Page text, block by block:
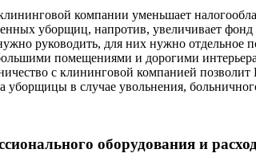
компании уменьшает
уборщиц, напротив, увеличивает фонд
руководить, для них нужно отдельное
помещениями и дорогими
с клининговой компанией
уборщицы в случае увольнения,
оборудования и